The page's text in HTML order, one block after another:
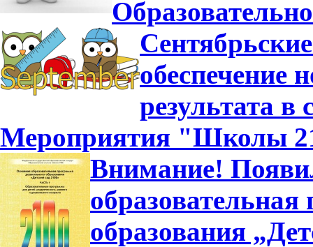
обеспечение
результата
Мероприятия "Школы
Внимание!
образования